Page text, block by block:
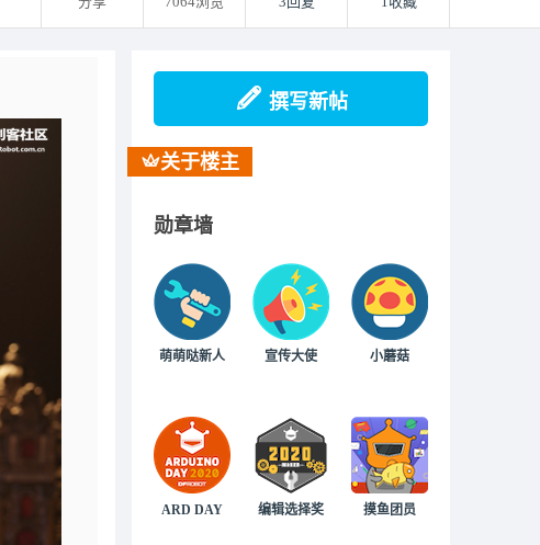
撰写新帖
关于楼主
勋章墙
萌萌哒新人 宣传大使 小蘑菇
ARD DAY 编辑选择奖 摸鱼团员